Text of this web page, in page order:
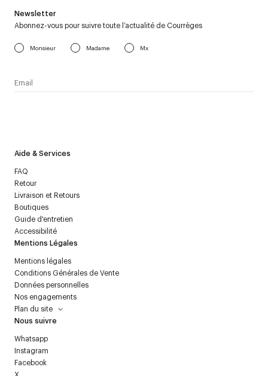
Aide & Services
FAQ
Retour
Livraison et Retours
Boutiques
Guide d'entretien
Accessibilité
Mentions Légales
Mentions légales
Conditions Générales de Vente
Données personnelles
Nos engagements
Plan du site
Nous suivre
Whatsapp
Instagram
Facebook
Newsletter
Abonnez-vous pour suivre toute l’actualité de Courrèges
Monsieur Madame Mx